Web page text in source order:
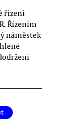
řízení
Řízením
náměstek